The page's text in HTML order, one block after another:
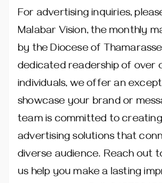
For advertising inquiries,
Malabar Vision, the monthly
by the Diocese of
dedicated readership of over
individuals, we offer an
showcase your brand or
team is committed to
advertising solutions that
diverse audience. Reach out
us help you make a lasting